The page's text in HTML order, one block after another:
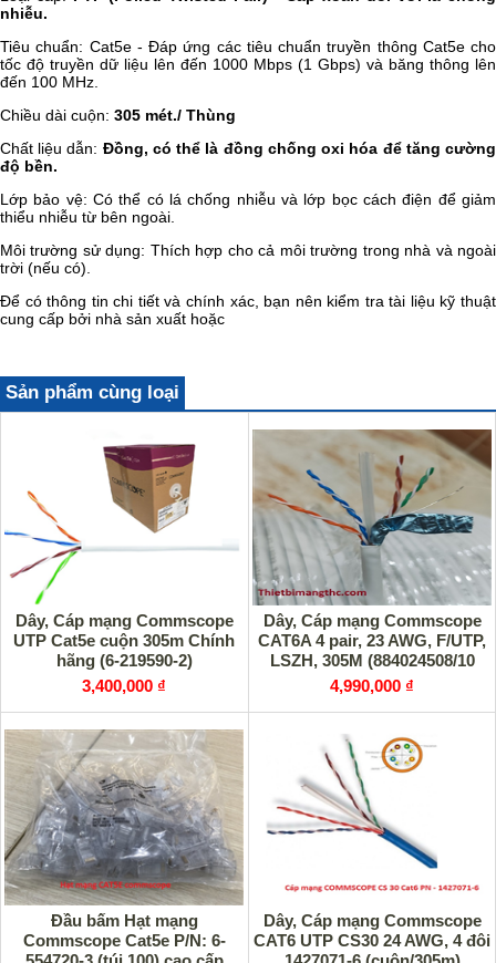
nhiễu.
Tiêu chuẩn: Cat5e - Đáp ứng các tiêu chuẩn truyền thông Cat5e cho
tốc độ truyền dữ liệu lên đến 1000 Mbps (1 Gbps) và băng thông lên
đến 100 MHz.
Chiều dài cuộn: 305 mét./ Thùng
Chất liệu dẫn: Đồng, có thể là đồng chống oxi hóa để tăng cường
độ bền.
Lớp bảo vệ: Có thể có lá chống nhiễu và lớp bọc cách điện để giảm
thiểu nhiễu từ bên ngoài.
Môi trường sử dụng: Thích hợp cho cả môi trường trong nhà và ngoài
trời (nếu có).
Để có thông tin chi tiết và chính xác, bạn nên kiểm tra tài liệu kỹ thuật
cung cấp bởi nhà sản xuất hoặc
Sản phẩm cùng loại
Dây, Cáp mạng Commscope
UTP Cat5e cuộn 305m Chính
hãng (6-219590-2)
3,400,000 ₫
Dây, Cáp mạng Commscope
CAT6A 4 pair, 23 AWG, F/UTP,
LSZH, 305M (884024508/10
CS44Z1)
4,990,000 ₫
Đầu bấm Hạt mạng
Commscope Cat5e P/N: 6-
Dây, Cáp mạng Commscope
CAT6 UTP CS30 24 AWG, 4 đôi